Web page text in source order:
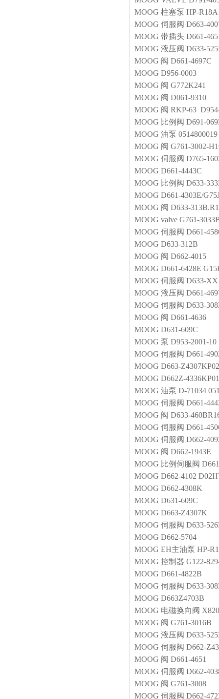
MOOG 柱塞泵 HP-
MOOG 伺服阀 D663-
MOOG 带插头 D661-
MOOG 液压阀 D633-
MOOG 阀 D661-4697C
MOOG D956-0003
MOOG 阀 G772K241
MOOG 阀 D061-9310
MOOG 阀 RKP-63
MOOG 比例阀 D691-
MOOG 油泵 0514800019
MOOG 阀 G761-3002-
MOOG 伺服阀 D765-
MOOG D661-4443C
MOOG 比例阀 D633-
MOOG D661-4303E/
MOOG 阀 D633-
MOOG valve G761-
MOOG 伺服阀 D661-
MOOG D633-312B
MOOG 阀 D662-4015
MOOG D661-6428E
MOOG 伺服阀 D633-
MOOG 液压阀 D661-
MOOG 伺服阀 D633-
MOOG 阀 D661-4636
MOOG D631-609C
MOOG 泵 D953-2001-10
MOOG 伺服阀 D661-
MOOG D663-
MOOG D662Z-
MOOG 油泵 D-71034
MOOG 伺服阀 D661-
MOOG 阀 D633-
MOOG 伺服阀 D661-
MOOG 伺服阀 D662-
MOOG 阀 D662-1943E
MOOG 比例伺服阀
MOOG D662-4102
MOOG D662-4308K
MOOG D631-609C
MOOG D663-Z4307K
MOOG 伺服阀 D633-
MOOG D662-5704
MOOG EH主油泵 HP-
MOOG 控制器 G122-
MOOG D661-4822B
MOOG 伺服阀 D633-
MOOG D663Z4703B
MOOG 电磁换向阀
MOOG 阀 G761-3016B
MOOG 液压阀 D633-
MOOG 伺服阀 D662-
MOOG 阀 D661-4651
MOOG 伺服阀 D662-
MOOG 阀 G761-3008
MOOG 伺服阀 D662-